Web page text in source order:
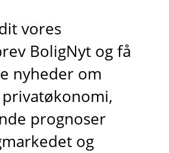
vores
BoligNyt og få
nyheder om
prognoser
og